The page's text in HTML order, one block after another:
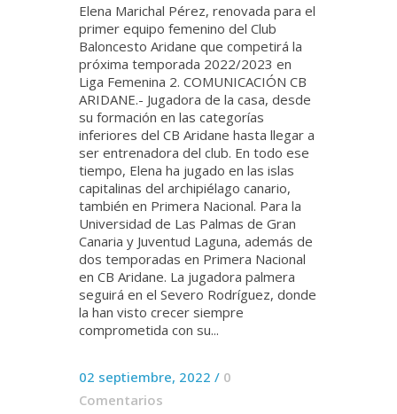
Elena Marichal Pérez, renovada para el
primer equipo femenino del Club
Baloncesto Aridane que competirá la
próxima temporada 2022/2023 en
Liga Femenina 2. COMUNICACIÓN CB
ARIDANE.- Jugadora de la casa, desde
su formación en las categorías
inferiores del CB Aridane hasta llegar a
ser entrenadora del club. En todo ese
tiempo, Elena ha jugado en las islas
capitalinas del archipiélago canario,
también en Primera Nacional. Para la
Universidad de Las Palmas de Gran
Canaria y Juventud Laguna, además de
dos temporadas en Primera Nacional
en CB Aridane. La jugadora palmera
seguirá en el Severo Rodríguez, donde
la han visto crecer siempre
comprometida con su...
02 septiembre, 2022 / 0
Comentarios